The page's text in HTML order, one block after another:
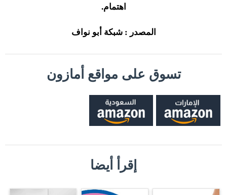
اهتمام.
المصدر : شبكة أبو نواف
تسوق على مواقع أمازون
إقرأ أيضا